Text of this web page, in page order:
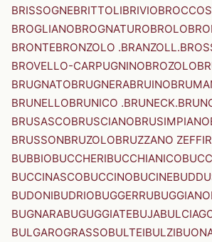
BRISSOGNEBRITTOLIBRIVIO
BROGLIANOBROGNATUROBROLO
BRONTEBRONZOLO .BRANZOLL.
BROVELLO-CARPUGNINOBROZOLO
BRUGNATOBRUGNERABRUINO
BRUNELLOBRUNICO .BRUNECK.
BRUSASCOBRUSCIANOBRUSIMPIANO
BRUSSONBRUZOLOBRUZZANO
BUBBIOBUCCHERIBUCCHIANICO
BUCCINASCOBUCCINOBUCINE
BUDONIBUDRIOBUGGERRUBUGGIANO
BUGNARABUGUGGIATEBUJA
BULGAROGRASSOBULTEIBULZI